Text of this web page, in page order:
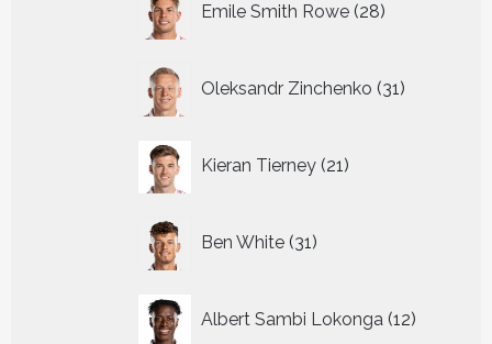
Emile Smith Rowe 28
producten
Oleksandr Zinchenko 31
producten
Kieran Tierney 21
producten
Ben White 31
producten
Albert Sambi Lokonga 12